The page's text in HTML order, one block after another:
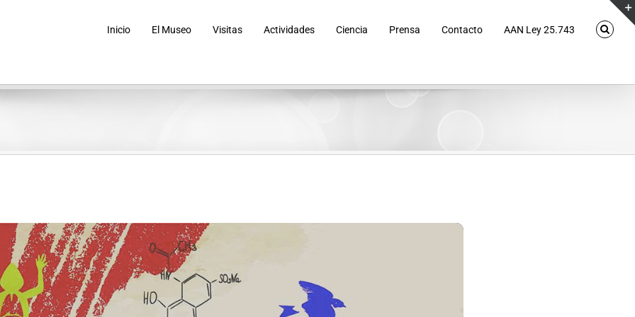
Inicio El Museo Visitas Actividades Ciencia Prensa Contacto AAN Ley 25.743